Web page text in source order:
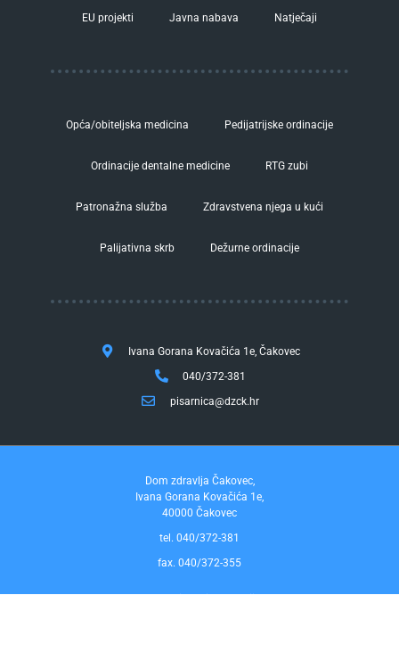
EU projekti Javna nabava Natječaji
Opća/obiteljska medicina Pedijatrijske ordinacije
Ordinacije dentalne medicine RTG zubi
Patronažna služba Zdravstvena njega u kući
Palijativna skrb Dežurne ordinacije
Ivana Gorana Kovačića 1e, Čakovec
040/372-381
pisarnica@dzck.hr
Dom zdravlja Čakovec,
Ivana Gorana Kovačića 1e,
40000 Čakovec
tel. 040/372-381
fax. 040/372-355
Pravo na pristup informacijama